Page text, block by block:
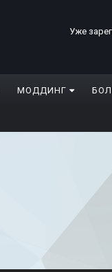
Уже
МОДДИНГ